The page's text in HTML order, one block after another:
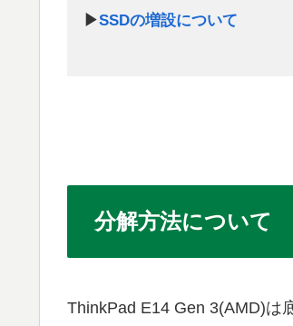
▶SSDの増設について
分解方法について
ThinkPad E14 Gen 3(AMD)は